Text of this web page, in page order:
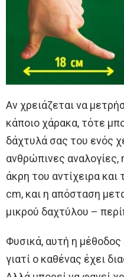
Αν χρειάζεται να
κάποιο χάρακα, τότε
δάχτυλά σας του ενός
ανθρώπινες
άκρη του αντίχειρα και
cm, και η απόσταση
μικρού δαχτύλου –
Φυσικά, αυτή η μέθοδος
γιατί ο καθένας έχει